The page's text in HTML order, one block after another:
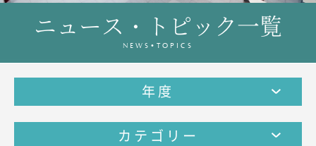
教育の特色・紹介
教育課程
教科学習
ニュース・トピック一覧
NEWS•TOPICS
年度
カテゴリー